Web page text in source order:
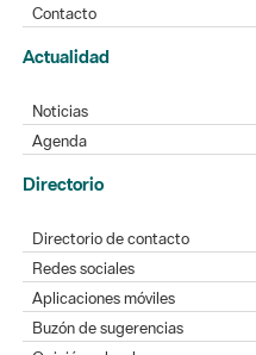
Contacto
Actualidad
Noticias
Agenda
Directorio
Directorio de contacto
Redes sociales
Aplicaciones móviles
Buzón de sugerencias